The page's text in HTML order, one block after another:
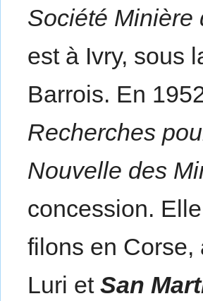
Société Minière
est à Ivry, sous
Barrois. En
Recherches
Nouvelle des
concession.
filons en
Luri etSan